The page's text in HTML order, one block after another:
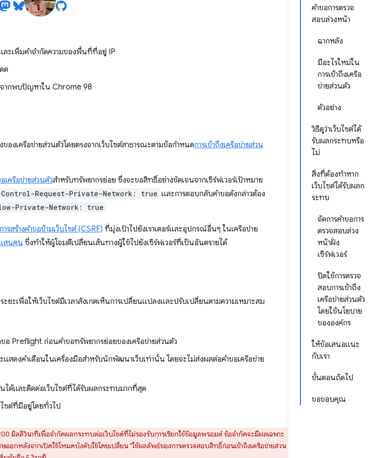
คำขอการตรวจ
สอบล่วงหน้า
ฉากหลัง
มีอะไรใหม่ใน
การเข้าถึงเครือ
ข่ายส่วนตัว
ตัวอย่าง
วิธีดูว่าเว็บไซต์ได้
รับผลกระทบหรือ
ไม่
สิ่งที่ต้องทำหาก
เว็บไซต์ได้รับผลก
ระทบ
จัดการคําขอการ
ตรวจสอบล่วง
หน้าฝั่ง
เซิร์ฟเวอร์
ปิดใช้การตรวจ
สอบการเข้าถึง
เครือข่ายส่วนตัว
โดยใช้นโยบาย
ขององค์กร
ให้ข้อเสนอแนะ
กับเรา
ขั้นตอนถัดไป
ขอขอบคุณ
ะเพิ่มคำจำกัดความของพื้นที่ที่อยู่ IP
ต
ากพบปัญหาใน Chrome 98
องเครือข่ายส่วนตัวโดยตรงจากเว็บไซต์สาธารณะตามข้อกำหนดการเข้าถึงเครือข่ายส่วน
เครือข่ายส่วนตัวสำหรับทรัพยากรย่อย ซึ่งจะขอสิทธิ์อย่างชัดเจนจากเซิร์ฟเวอร์เป้าหมาย
Control-Request-Private-Network: true และการตอบกลับคําขอดังกล่าวต้อง
Private-Network: true
ารสร้างคำขอข้ามเว็บไซต์ (CSRF) ที่มุ่งเป้าไปยังเราเตอร์และอุปกรณ์อื่นๆ ในเครือข่าย
สนคน ซึ่งทำให้ผู้โจมตีเปลี่ยนเส้นทางผู้ใช้ไปยังเซิร์ฟเวอร์ที่เป็นอันตรายได้
ะเพื่อให้เว็บไซต์มีเวลาสังเกตเห็นการเปลี่ยนแปลงและปรับเปลี่ยนตามความเหมาะสม
อ Preflight ก่อนคำขอทรัพยากรย่อยของเครือข่ายส่วนตัว
สดงคำเตือนในเครื่องมือสำหรับนักพัฒนาเว็บเท่านั้น โดยจะไม่ส่งผลต่อคำขอเครือข่าย
ได้และติดต่อเว็บไซต์ที่ได้รับผลกระทบมากที่สุด
ไซต์ที่มีอยู่โดยทั่วไป
มิลลิวินาทีเพื่อจำกัดผลกระทบต่อเว็บไซต์ที่ไม่รองรับการเรียกใช้ข้อมูลพรอมต์ ข้อจำกัดจะมีผลเฉพาะ
ออกหลังจากเปิดใช้โหมดบังคับใช้โดยเปลี่ยน "ใช้ผลลัพธ์ของการตรวจสอบสิทธิ์ก่อนเข้าถึงเครือข่ายส่วน